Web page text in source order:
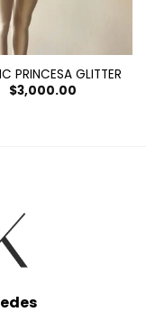
PRINCESA GLITTER
$3,000.00